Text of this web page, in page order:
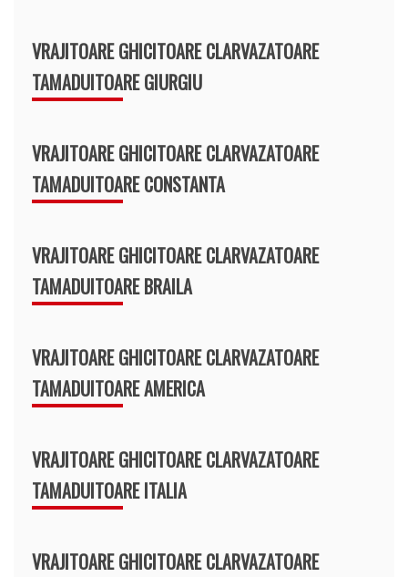
VRAJITOARE GHICITOARE CLARVAZATOARE
TAMADUITOARE GIURGIU
VRAJITOARE GHICITOARE CLARVAZATOARE
TAMADUITOARE CONSTANTA
VRAJITOARE GHICITOARE CLARVAZATOARE
TAMADUITOARE BRAILA
VRAJITOARE GHICITOARE CLARVAZATOARE
TAMADUITOARE AMERICA
VRAJITOARE GHICITOARE CLARVAZATOARE
TAMADUITOARE ITALIA
VRAJITOARE GHICITOARE CLARVAZATOARE